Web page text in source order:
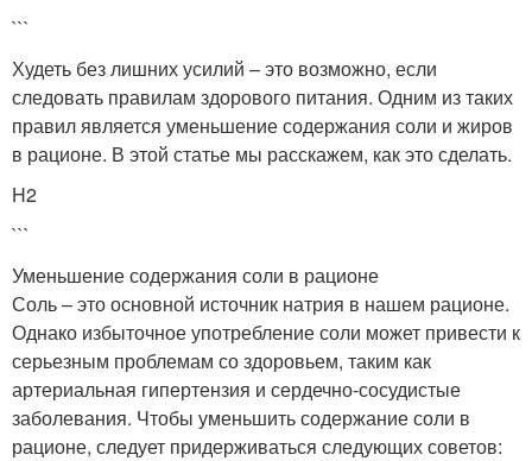
```
Худеть без лишних усилий – это возможно, если
следовать правилам здорового питания. Одним из таких
правил является уменьшение содержания соли и жиров
в рационе. В этой статье мы расскажем, как это сделать.
H2
```
Уменьшение содержания соли в рационе
Соль – это основной источник натрия в нашем рационе.
Однако избыточное употребление соли может привести к
серьезным проблемам со здоровьем, таким как
артериальная гипертензия и сердечно-сосудистые
заболевания. Чтобы уменьшить содержание соли в
рационе, следует придерживаться следующих советов: